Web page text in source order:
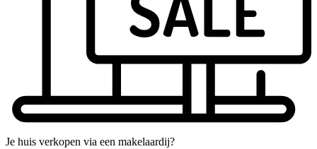
Je huis verkopen via een makelaardij?